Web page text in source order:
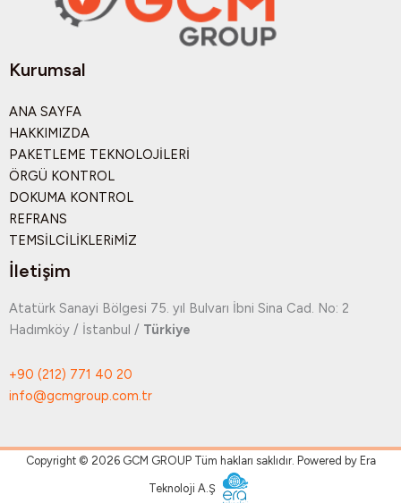
Kurumsal
ANA SAYFA
HAKKIMIZDA
PAKETLEME TEKNOLOJİLERİ
ÖRGÜ KONTROL
DOKUMA KONTROL
REFRANS
TEMSİLCİLİKLERiMİZ
İletişim
Atatürk Sanayi Bölgesi 75. yıl Bulvarı İbni Sina Cad. No: 2
Hadımköy / İstanbul / Türkiye
+90 (212) 771 40 20
info@gcmgroup.com.tr
Copyright © 2026 GCM GROUP Tüm hakları saklıdır. Powered by Era
Teknoloji A.Ş